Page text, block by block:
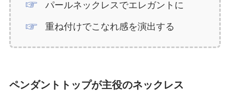
パールネックレスでエレガントに
重ね付けでこなれ感を演出する
ペンダントトップが主役のネックレス